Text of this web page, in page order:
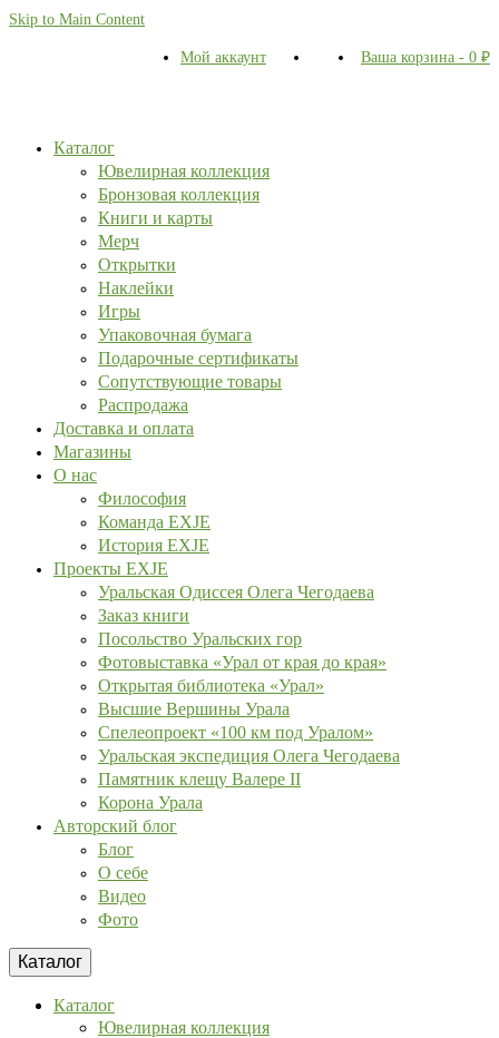
Skip to Main Content
Мой аккаунт Ваша корзина - 0 ₽
Каталог
Ювелирная коллекция
Бронзовая коллекция
Книги и карты
Мерч
Открытки
Наклейки
Игры
Упаковочная бумага
Подарочные сертификаты
Сопутствующие товары
Распродажа
Доставка и оплата
Магазины
О нас
Философия
Команда EXJE
История EXJE
Проекты EXJE
Уральская Одиссея Олега Чегодаева
Заказ книги
Посольство Уральских гор
Фотовыставка «Урал от края до края»
Открытая библиотека «Урал»
Высшие Вершины Урала
Спелеопроект «100 км под Уралом»
Уральская экспедиция Олега Чегодаева
Памятник клещу Валере II
Корона Урала
Авторский блог
Блог
О себе
Видео
Фото
Каталог
Каталог
Ювелирная коллекция